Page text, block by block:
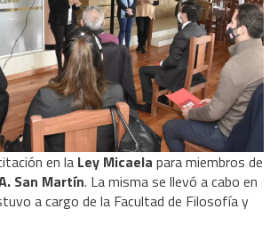
en la Ley Micaela para miembros de
San Martín. La misma se llevó a cabo en
a cargo de la Facultad de Filosofía y